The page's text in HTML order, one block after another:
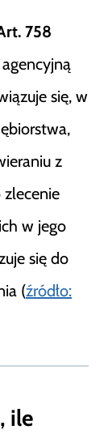
758
się, w
z
w jego
się do
(źródło:
ile